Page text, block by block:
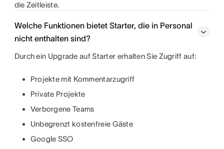
die Zeitleiste.
Welche Funktionen bietet Starter, die in Personal
nicht enthalten sind?
Durch ein Upgrade auf Starter erhalten Sie Zugriff auf:
Projekte mit Kommentarzugriff
Private Projekte
Verborgene Teams
Unbegrenzt kostenfreie Gäste
Google SSO